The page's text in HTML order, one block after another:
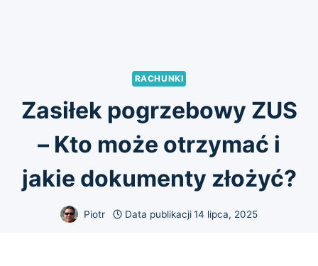
RACHUNKI
Zasiłek pogrzebowy ZUS
– Kto może otrzymać i
jakie dokumenty złożyć?
Piotr Data publikacji 14 lipca, 2025